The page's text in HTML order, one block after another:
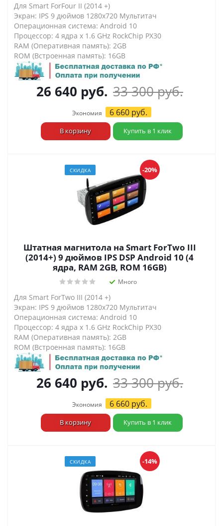
Для Smart ForFour II (2014 +)
Экран: IPS 9 дюймов 1280х720 Мультитач
Операционная система: Android 10
Процессор: 4 ядра х 1.6 GHz RockChip PX30
RAM (Оперативная память): 2GB
ROM (Встроенная память): 16GB
26 640 руб. 33 300руб.
Экономия 6 660руб.
В корзину Купить в 1 клик
СКИДКА -20%
Штатная магнитола на Smart ForTwo III
(2014+) 9 дюймов IPS DSP Android 10 (4
ядра, RAM 2GB, ROM 16GB)
Много
Для Smart ForTwo III (2014 +)
Экран: IPS 9 дюймов 1280х720 Мультитач
Операционная система: Android 10
Процессор: 4 ядра х 1.6 GHz RockChip PX30
RAM (Оперативная память): 2GB
ROM (Встроенная память): 16GB
26 640 руб. 33 300руб.
Экономия 6 660руб.
В корзину Купить в 1 клик
СКИДКА -14%